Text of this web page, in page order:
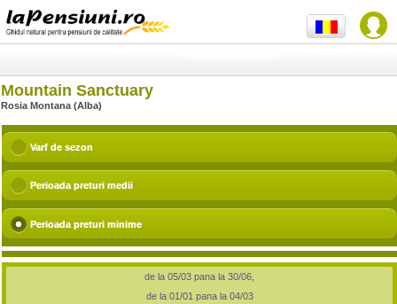
Mountain Sanctuary
Rosia Montana (Alba)
Varf de sezon
Perioada preturi medii
Perioada preturi minime
de la 05/03 pana la 30/06,
de la 01/01 pana la 04/03